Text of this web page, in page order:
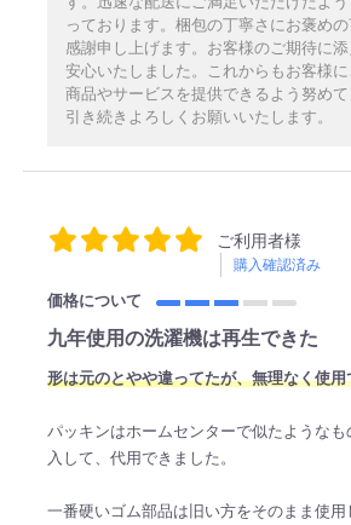
っております。梱包の丁寧さにお褒めの
感謝申し上げます。お客様のご期待に添
安心いたしました。これからもお客様
商品やサービスを提供できるよう努めて
引き続きよろしくお願いいたします。
ご利用者様
購入確認済み
価格について
九年使用の洗濯機は再生できた
形は元のとやや違ってたが、無理なく使用
パッキンはホームセンターで似たような
入して、代用できました。
一番硬いゴム部品は旧い方をそのまま使用